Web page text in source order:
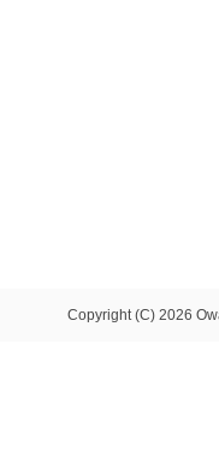
Copyright (C) 2026